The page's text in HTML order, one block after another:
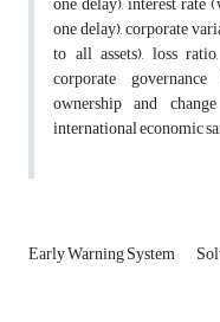
one delay), corporate
to all assets), loss
corporate
ownership and
international economic
Early Warning System